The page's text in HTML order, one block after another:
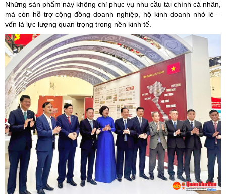
Những sản phẩm này không chỉ phục vụ nhu cầu tài chính cá nhân,
mà còn hỗ trợ cộng đồng doanh nghiệp, hộ kinh doanh nhỏ lẻ –
vốn là lực lượng quan trọng trong nền kinh tế.